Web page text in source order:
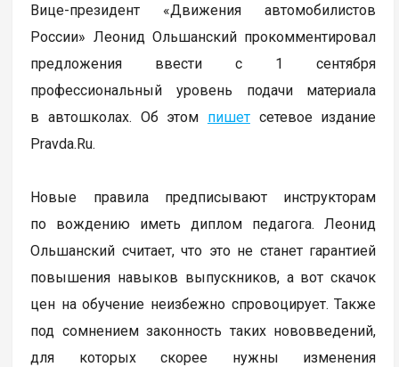
Вице-президент «Движения автомобилистов
России» Леонид Ольшанский прокомментировал
предложения ввести с 1 сентября
профессиональный уровень подачи материала
в автошколах. Об этом пишетсетевое издание
Pravda.Ru.
Новые правила предписывают инструкторам
по вождению иметь диплом педагога. Леонид
Ольшанский считает, что это не станет гарантией
повышения навыков выпускников, а вот скачок
цен на обучение неизбежно спровоцирует. Также
под сомнением законность таких нововведений,
для которых скорее нужны изменения